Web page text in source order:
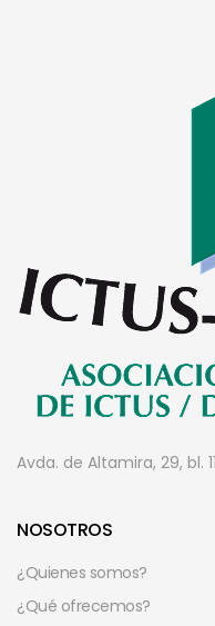
Avda. de Altamira, 29, bl.
NOSOTROS
¿Quienes somos?
¿Qué ofrecemos?